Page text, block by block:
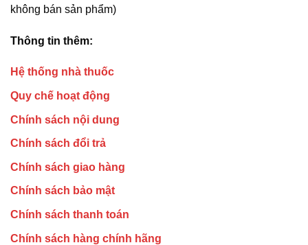
không bán sản phẩm)
Thông tin thêm:
Hệ thống nhà thuốc
Quy chế hoạt động
Chính sách nội dung
Chính sách đổi trả
Chính sách giao hàng
Chính sách bảo mật
Chính sách thanh toán
Chính sách hàng chính hãng